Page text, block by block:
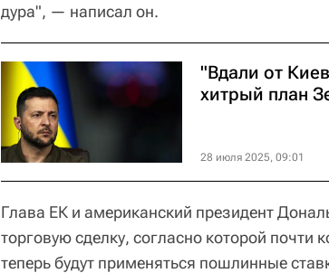
дура", — написал он.
"Вдали от
хитрый план
28 июля 2025, 09:01
Глава ЕК и американский президент
торговую сделку, согласно которой почти
теперь будут применяться пошлинные